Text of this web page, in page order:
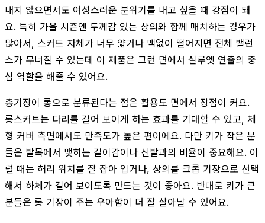
내지 않으면서도 여성스러운 분위기를 내고 싶을 때 강점이 돼
요. 특히 가을 시즌엔 두께감 있는 상의와 함께 매치하는 경우가
많아서, 스커트 자체가 너무 얇거나 맥없이 떨어지면 전체 밸런
스가 무너질 수 있는데 이 제품은 그런 면에서 실루엣 연출의 중
심 역할을 해줄 수 있어요.
총기장이 롱으로 분류된다는 점은 활용도 면에서 장점이 커요.
롱스커트는 다리를 길어 보이게 하는 효과를 기대할 수 있고, 체
형 커버 측면에서도 만족도가 높은 편이에요. 다만 키가 작은 분
들은 발목에서 맺히는 길이감이나 신발과의 비율이 중요해요. 이
럴 때는 허리 위치를 잘 잡아 입거나, 상의를 크롭 기장으로 선택
해서 하체가 길어 보이도록 만드는 것이 좋아요. 반대로 키가 큰
분들은 롱 기장이 주는 우아함이 더 잘 살아날 수 있어요.